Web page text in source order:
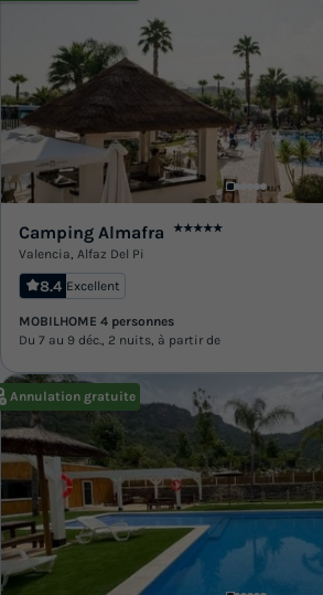
Camping Almafra ★★★★★
Valencia, Alfaz Del Pi
8.4 Excellent
MOBILHOME 4 personnes
Du 7 au 9 déc., 2 nuits, à partir de
Annulation gratuite